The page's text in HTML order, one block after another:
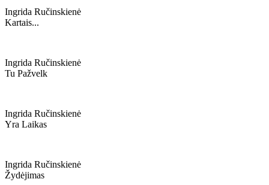
Ingrida Ručinskienė
Kartais...
Ingrida Ručinskienė
Tu Pažvelk
Ingrida Ručinskienė
Yra Laikas
Ingrida Ručinskienė
Žydėjimas